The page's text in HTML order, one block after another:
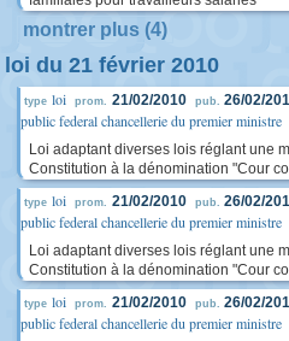
montrer plus (4)
loi du 21 février 2010
type loi prom. 21/02/2010 pub. 26/02/
public federal chancellerie du premier ministre
Loi adaptant diverses lois réglant une
Constitution à la dénomination "Cour
type loi prom. 21/02/2010 pub. 26/02/
public federal chancellerie du premier ministre
Loi adaptant diverses lois réglant une
Constitution à la dénomination "Cour
type loi prom. 21/02/2010 pub. 26/02/
public federal chancellerie du premier ministre